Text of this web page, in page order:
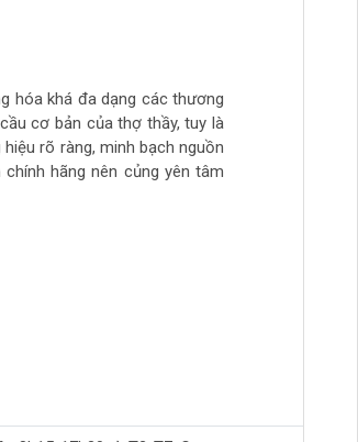
lượng giá sinh viên, thich hợp
còn cao cấp ghé>>>>>>>>
hóa khá đa dạng các thương
cơ bản của thợ thầy, tuy là
rõ ràng, minh bạch nguồn
hãng nên củng yên tâm
hàng ít, thường phải đợi đặt